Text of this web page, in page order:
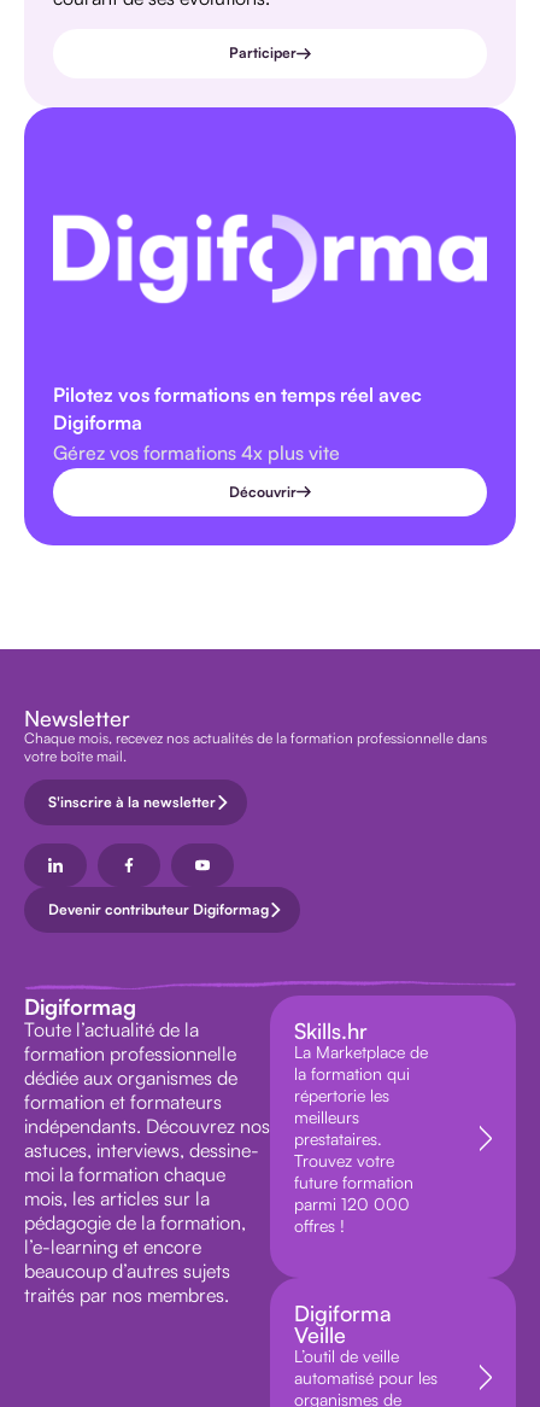
Participer
Pilotez vos formations en temps réel avec
Digiforma
Gérez vos formations 4x plus vite
Découvrir
Newsletter
Chaque mois, recevez nos actualités de la formation professionnelle dans
votre boîte mail.
S'inscrire à la newsletter
Devenir contributeur Digiformag
Digiformag
Toute l’actualité de la
formation professionnelle
dédiée aux organismes de
formation et formateurs
indépendants. Découvrez nos
astuces, interviews, dessine-
moi la formation chaque
mois, les articles sur la
pédagogie de la formation,
l’e-learning et encore
beaucoup d’autres sujets
traités par nos membres.
Skills.hr
La Marketplace de
la formation qui
répertorie les
meilleurs
prestataires.
Trouvez votre
future formation
parmi 120 000
offres !
Digiforma
Veille
L’outil de veille
automatisé pour les
organismes de